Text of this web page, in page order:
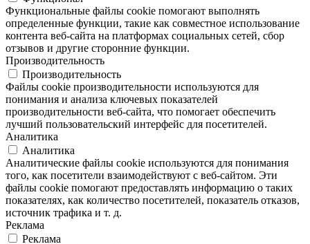
Функциональные файлы cookie помогают выполнять
определенные функции, такие как совместное использование
контента веб-сайта на платформах социальных сетей, сбор
отзывов и другие сторонние функции.
Производительность
Производительность
Файлы cookie производительности используются для
понимания и анализа ключевых показателей
производительности веб-сайта, что помогает обеспечить
лучший пользовательский интерфейс для посетителей.
Аналитика
Аналитика
Аналитические файлы cookie используются для понимания
того, как посетители взаимодействуют с веб-сайтом. Эти
файлы cookie помогают предоставлять информацию о таких
показателях, как количество посетителей, показатель отказов,
источник трафика и т. д.
Реклама
Реклама